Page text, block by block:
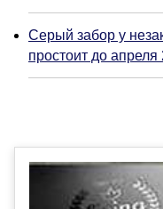
Серый забор у
простоит до апреля